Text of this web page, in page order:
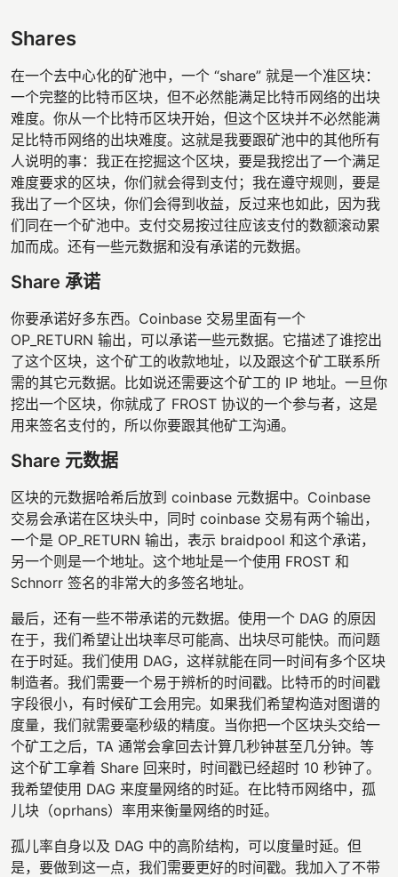
Shares
在一个去中心化的矿池中，一个 “share” 就是一个准区块：
一个完整的比特币区块，但不必然能满足比特币网络的出块
难度。你从一个比特币区块开始，但这个区块并不必然能满
足比特币网络的出块难度。这就是我要跟矿池中的其他所有
人说明的事：我正在挖掘这个区块，要是我挖出了一个满足
难度要求的区块，你们就会得到支付；我在遵守规则，要是
我出了一个区块，你们会得到收益，反过来也如此，因为我
们同在一个矿池中。支付交易按过往应该支付的数额滚动累
加而成。还有一些元数据和没有承诺的元数据。
Share 承诺
你要承诺好多东西。Coinbase 交易里面有一个
OP_RETURN 输出，可以承诺一些元数据。它描述了谁挖出
了这个区块，这个矿工的收款地址，以及跟这个矿工联系所
需的其它元数据。比如说还需要这个矿工的 IP 地址。一旦你
挖出一个区块，你就成了 FROST 协议的一个参与者，这是
用来签名支付的，所以你要跟其他矿工沟通。
Share 元数据
区块的元数据哈希后放到 coinbase 元数据中。Coinbase
交易会承诺在区块头中，同时 coinbase 交易有两个输出，
一个是 OP_RETURN 输出，表示 braidpool 和这个承诺，
另一个则是一个地址。这个地址是一个使用 FROST 和
Schnorr 签名的非常大的多签名地址。
最后，还有一些不带承诺的元数据。使用一个 DAG 的原因
在于，我们希望让出块率尽可能高、出块尽可能快。而问题
在于时延。我们使用 DAG，这样就能在同一时间有多个区块
制造者。我们需要一个易于辨析的时间戳。比特币的时间戳
字段很小，有时候矿工会用完。如果我们希望构造对图谱的
度量，我们就需要毫秒级的精度。当你把一个区块头交给一
个矿工之后，TA 通常会拿回去计算几秒钟甚至几分钟。等
这个矿工拿着 Share 回来时，时间戳已经超时 10 秒钟了。
我希望使用 DAG 来度量网络的时延。在比特币网络中，孤
儿块（oprhans）率用来衡量网络的时延。
孤儿率自身以及 DAG 中的高阶结构，可以度量时延。但
是，要做到这一点，我们需要更好的时间戳。我加入了不带